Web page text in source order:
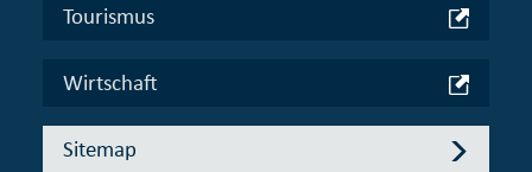
Tourismus
Wirtschaft
Sitemap